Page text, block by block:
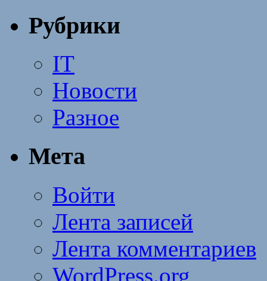
Рубрики
IT
Новости
Разное
Мета
Войти
Лента записей
Лента комментариев
WordPress.org